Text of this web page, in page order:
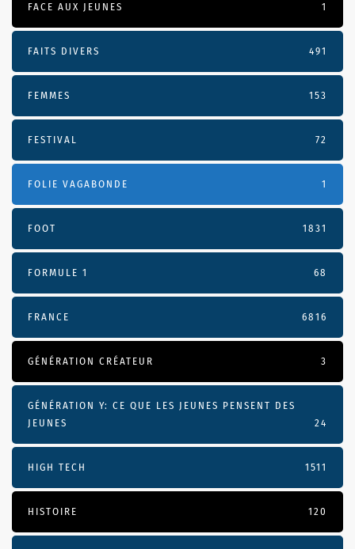
FACE AUX JEUNES 1
FAITS DIVERS 491
FEMMES 153
FESTIVAL 72
FOLIE VAGABONDE 1
FOOT 1831
FORMULE 1 68
FRANCE 6816
GÉNÉRATION CRÉATEUR 3
GÉNÉRATION Y: CE QUE LES JEUNES PENSENT DES
JEUNES
24
HIGH TECH 1511
HISTOIRE 120